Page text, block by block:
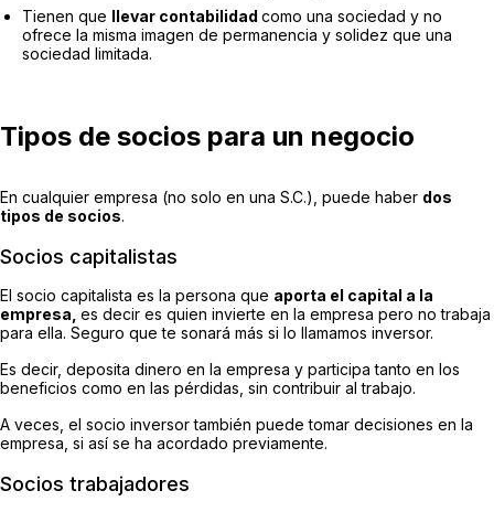
Tienen que llevar contabilidad como una sociedad y no
ofrece la misma imagen de permanencia y solidez que una
sociedad limitada.
Tipos de socios para un negocio
En cualquier empresa (no solo en una S.C.), puede haber dos
tipos de socios.
Socios capitalistas
El socio capitalista es la persona que aporta el capital a la
empresa, es decir es quien invierte en la empresa pero no trabaja
para ella. Seguro que te sonará más si lo llamamos inversor.
Es decir, deposita dinero en la empresa y participa tanto en los
beneficios como en las pérdidas, sin contribuir al trabajo.
A veces, el socio inversor también puede tomar decisiones en la
empresa, si así se ha acordado previamente.
Socios trabajadores